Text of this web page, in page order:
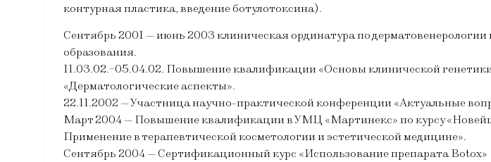
контурная пластика, введение ботулотоксина).
Сентябрь 2001 — июнь 2003 клиническая ординатура по
образования.
11.03.02.-05.04.02. Повышение квалификации «Основы клинической
«Дерматологические аспекты».
22.11.2002 — Участница научно-практической конференции «Актуальные
Март 2004 — Повышение квалификации в УМЦ «Мартинекс» по курсу
Применение в терапевтической косметологии и эстетической медицине».
Сентябрь 2004 — Сертификационный курс «Использование препарата Botox»